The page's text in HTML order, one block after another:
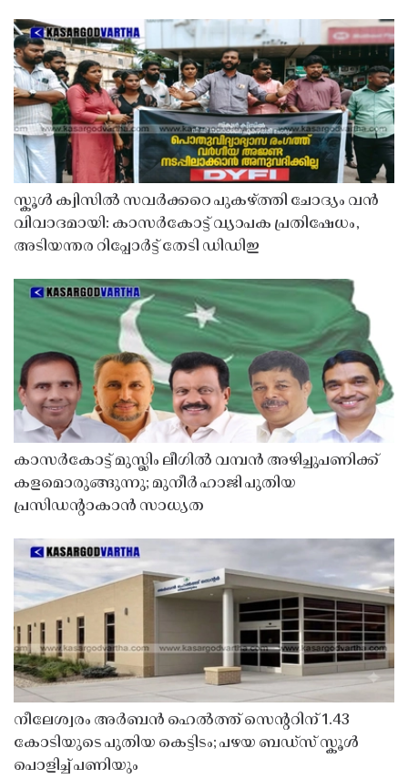
സ്കൂൾ ക്വിസിൽ സവർക്കറെ പുകഴ്ത്തി ചോദ്യം വൻ
വിവാദമായി: കാസർകോട്ട് വ്യാപക പ്രതിഷേധം,
അടിയന്തര റിപ്പോർട്ട് തേടി ഡിഡിഇ
കാസർകോട്ട് മുസ്ലിം ലീഗിൽ വമ്പൻ അഴിച്ചുപണിക്ക്
കളമൊരുങ്ങുന്നു; മുനീർ ഹാജി പുതിയ
പ്രസിഡൻ്റാകാൻ സാധ്യത
നീലേശ്വരം അർബൻ ഹെൽത്ത് സെൻ്ററിന് 1.43
കോടിയുടെ പുതിയ കെട്ടിടം; പഴയ ബഡ്സ് സ്കൂൾ
പൊളിച്ച് പണിയും